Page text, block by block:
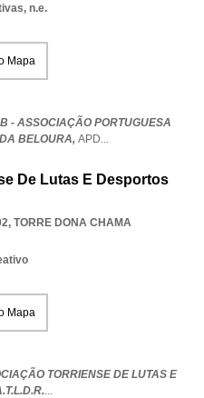
n.e.
Mapa
- ASSOCIAÇÃO PORTUGUESA
BELOURA, APD...
De Lutas E Desportos
, TORRE DONA CHAMA
Mapa
TORRIENSE DE LUTAS E
...